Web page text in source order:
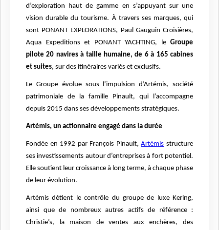
d’exploration haut de gamme en s’appuyant sur une
vision durable du tourisme. À travers ses marques, qui
sont PONANT EXPLORATIONS, Paul Gauguin Croisières,
Aqua Expeditions et PONANT YACHTING, le Groupe
pilote 20 navires à taille humaine, de 6 à 165 cabines
et suites, sur des itinéraires variés et exclusifs.
Le Groupe évolue sous l’impulsion d’Artémis, société
patrimoniale de la famille Pinault, qui l’accompagne
depuis 2015 dans ses développements stratégiques.
Artémis, un actionnaire engagé dans la durée
Fondée en 1992 par François Pinault,Artémis structure
ses investissements autour d’entreprises à fort potentiel.
Elle soutient leur croissance à long terme, à chaque phase
de leur évolution.
Artémis détient le contrôle du groupe de luxe Kering,
ainsi que de nombreux autres actifs de référence :
Christie’s, la maison de ventes aux enchères, des